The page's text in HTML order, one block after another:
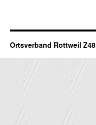
Ortsverband Rottweil Z48